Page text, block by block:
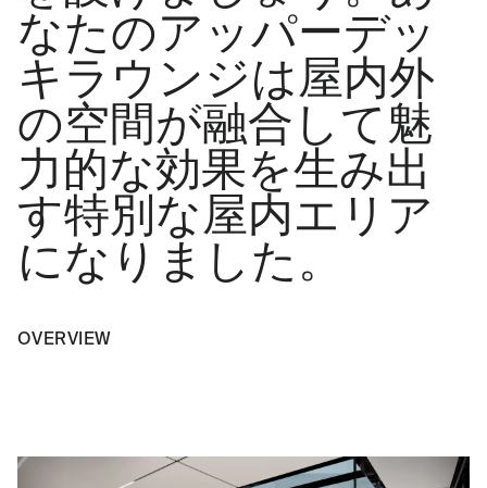
なたのアッパーデッ
キラウンジは屋内外
の空間が融合して魅
力的な効果を生み出
す特別な屋内エリア
になりました。
OVERVIEW